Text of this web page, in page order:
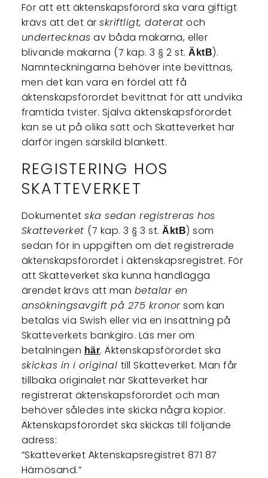
För att ett äktenskapsförord ska vara giftigt
krävs att det ärskriftligt, daterat och
undertecknas av båda makarna, eller
blivande makarna (7 kap. 3 § 2 st.ÄktB).
Namnteckningarna behöver inte bevittnas,
men det kan vara en fördel att få
äktenskapsförordet bevittnat för att undvika
framtida tvister. Själva äktenskapsförordet
kan se ut på olika sätt och Skatteverket har
därför ingen särskild blankett.
REGISTERING HOS
SKATTEVERKET
Dokumentetska sedan registreras hos
Skatteverket (7 kap. 3 § 3 st.ÄktB) som
sedan för in uppgiften om det registrerade
äktenskapsförordet i äktenskapsregistret. För
att Skatteverket ska kunna handlägga
ärendet krävs att man betalar en
ansökningsavgift på 275 kronor som kan
betalas via Swish eller via en insättning på
Skatteverkets bankgiro. Läs mer om
betalningen här. Äktenskapsförordet ska
skickas in i original till Skatteverket. Man får
tillbaka originalet när Skatteverket har
registrerat äktenskapsförordet och man
behöver således inte skicka några kopior.
Äktenskapsförordet ska skickas till följande
adress:
”Skatteverket Äktenskapsregistret 871 87
Härnösand.”